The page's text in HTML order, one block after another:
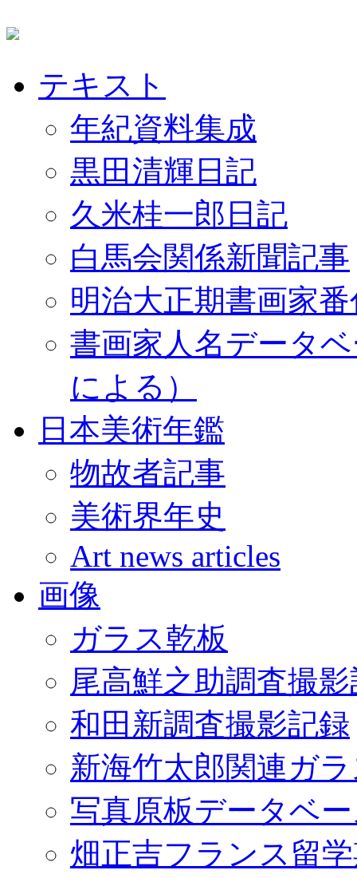
テキスト
年紀資料集成
黒田清輝日記
久米桂一郎日記
白馬会関係新聞記事
明治大正期書画家
書画家人名データ
による）
日本美術年鑑
物故者記事
美術界年史
Art news articles
画像
ガラス乾板
尾高鮮之助調査撮
和田新調査撮影記録
新海竹太郎関連ガ
写真原板データベ
畑正吉フランス留